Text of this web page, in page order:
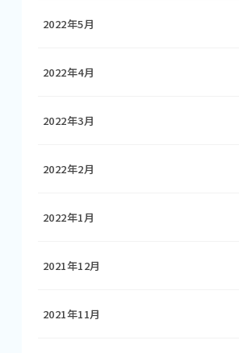
2022年5月
2022年4月
2022年3月
2022年2月
2022年1月
2021年12月
2021年11月